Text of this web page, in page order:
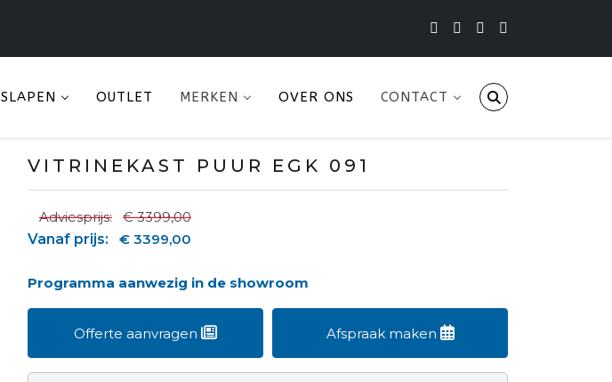
SLAPEN OUTLET MERKEN OVER ONS CONTACT
VITRINEKAST PUUR EGK 091
Adviesprijs:
€ 3399,00
Vanaf prijs:
€ 3399,00
Programma aanwezig in de showroom
Offerte aanvragen Afspraak maken